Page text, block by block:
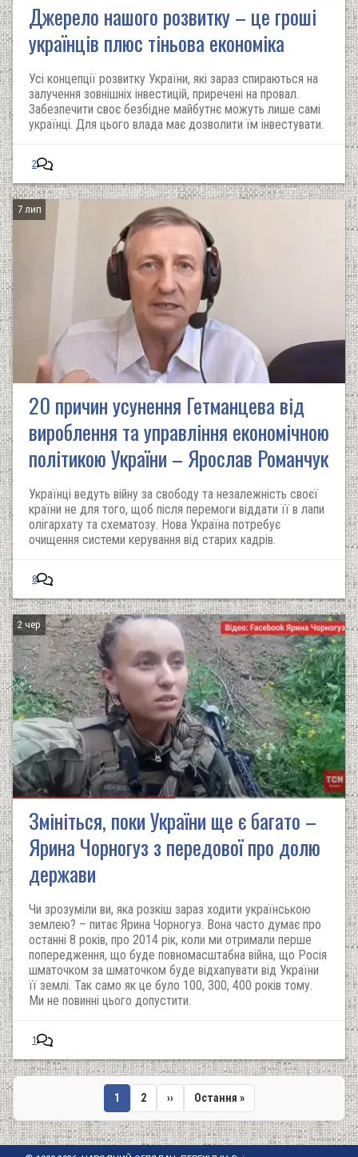
Джерело нашого розвитку – це гроші
українців плюс тіньова економіка
Усі концепції розвитку України, які зараз спираються на
залучення зовнішніх інвестицій, приречені на провал.
Забезпечити своє безбідне майбутнє можуть лише самі
українці. Для цього влада має дозволити їм інвестувати.
2
7 лип
20 причин усунення Гетманцева від
вироблення та управління економічною
політикою України – Ярослав Романчук
Українці ведуть війну за свободу та незалежність своєї
країни не для того, щоб після перемоги віддати її в лапи
олігархату та схематозу. Нова Україна потребує
очищення системи керування від старих кадрів.
8
2 чер
Змініться, поки України ще є багато –
Ярина Чорногуз з передової про долю
держави
Чи зрозуміли ви, яка розкіш зараз ходити українською
землею? – питає Ярина Чорногуз. Вона часто думає про
останні 8 років, про 2014 рік, коли ми отримали перше
попередження, що буде повномасштабна війна, що Росія
шматочком за шматочком буде відхапувати від України
її землі. Так само як це було 100, 300, 400 років тому.
Ми не повинні цього допустити.
1
Розбивка
на
сторінки
Поточна
сторінка
1 Сторінка
2
Наступна
сторінка
››
Остання
сторінка
Остання »